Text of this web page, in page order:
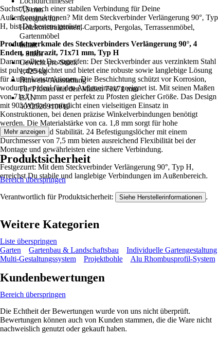
7,5 mm
Geeignet für
Holzkonstruktionen, Carports, Pergolas, Terrassenmöbel,
Gartenmöbel
Inhalt
1 Stück
Gewicht pro Stück
1,425 kg
Hinweis-/Ausstattung
Für Pfosten mit den Maßen 71x71 mm
EAN
4032526910019
Suchst Du nach einer stabilen Verbindung für Deine
Außenkonstruktionen? Mit dem Steckverbinder Verlängerung 90°, Typ
H, bist Du bestens gerüstet.
Produktmerkmale des Steckverbinders Verlängerung 90°, 4
Enden, anthrazit, 71x71 mm, Typ H
Darum solltest Du zugreifen: Der Steckverbinder aus verzinktem Stahl
ist pulverbeschichtet und bietet eine robuste sowie langlebige Lösung
für Außenkonstruktionen. Die Beschichtung schützt vor Korrosion,
wodurch er ideal für den Außeneinsatz geeignet ist. Mit seinen Maßen
von 71x71 mm passt er perfekt zu Pfosten gleicher Größe. Das Design
mit 90°-Winkel ermöglicht einen vielseitigen Einsatz in
Konstruktionen, bei denen präzise Winkelverbindungen benötigt
werden. Die Materialstärke von ca. 1,8 mm sorgt für hohe
Belastbarkeit und Stabilität. 24 Befestigungslöcher mit einem
Durchmesser von 7,5 mm bieten ausreichend Flexibilität bei der
Montage und gewährleisten eine sichere Verbindung.
Festgezurrt: Mit dem Steckverbinder Verlängerung 90°, Typ H,
erreichst Du stabile und langlebige Verbindungen im Außenbereich.
Mehr anzeigen
Produktsicherheit
Bereich überspringen
Verantwortlich für Produktsicherheit: Siehe Herstellerinformationen .
Weitere Kategorien
Liste überspringen
Garten
Gartenbau & Landschaftsbau
Individuelle Gartengestaltung
Multi-Gestaltungssystem
Projektbohle Alu Rhombusprofil-System
Kundenbewertungen
Bereich überspringen
Die Echtheit der Bewertungen wurde von uns nicht überprüft.
Bewertungen können auch von Kunden stammen, die die Ware nicht
nachweislich genutzt oder gekauft haben.